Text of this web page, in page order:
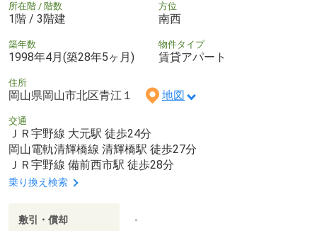
所在階 / 階数
1階 / 3階建
方位
南西
築年数
1998年4月(築28年5ヶ月)
物件タイプ
賃貸アパート
住所
岡山県岡山市北区青江１ 地図
交通
ＪＲ宇野線 大元駅 徒歩24分
岡山電軌清輝橋線 清輝橋駅 徒歩27分
ＪＲ宇野線 備前西市駅 徒歩28分
乗り換え検索
敷引・償却 -